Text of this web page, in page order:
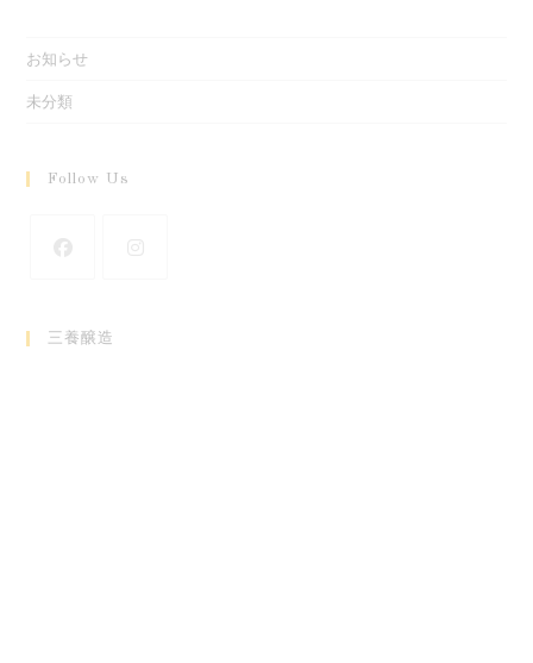
お知らせ
未分類
Follow Us
い
三養醸造